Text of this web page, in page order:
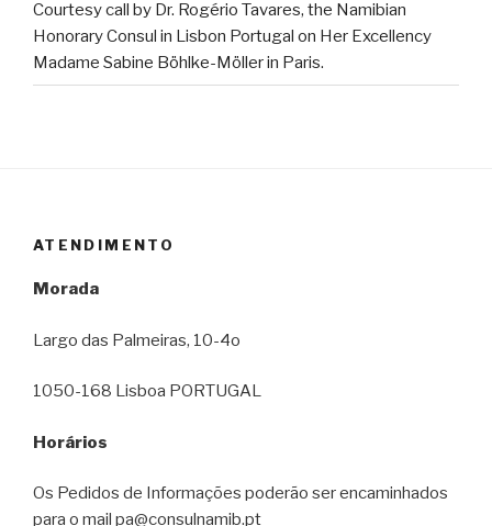
Courtesy call by Dr. Rogério Tavares, the Namibian
Honorary Consul in Lisbon Portugal on Her Excellency
Madame Sabine Böhlke-Möller in Paris.
ATENDIMENTO
Morada
Largo das Palmeiras, 10-4o
1050-168 Lisboa PORTUGAL
Horários
Os Pedidos de Informações poderão ser encaminhados
para o mail pa@consulnamib.pt